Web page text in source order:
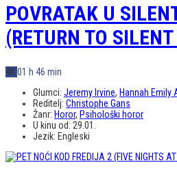
POVRATAK U
(RETURN TO
4K01 h 46 min
Glumci: Jeremy Irvine, Hannah Emily
Reditelj: Christophe Gans
Žanr: Horor, Psihološki horor
U kinu od: 29.01.
Jezik: Engleski